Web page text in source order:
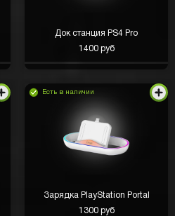
Док станция PS4 Pro
1400 руб
Есть в наличии
Зарядка PlayStation Portal
1300 руб